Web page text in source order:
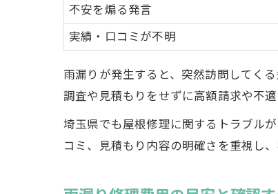
不安を煽る発言
実績・口コミが不明
雨漏りが発生すると、突然訪問してく
調査や見積もりをせずに高額請求や不
埼玉県でも屋根修理に関するトラブル
コミ、見積もり内容の明確さを重視し